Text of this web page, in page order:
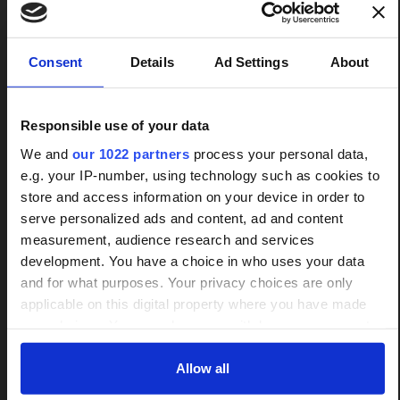
Consent Details Ad Settings About
Responsible use of your data
We and our 1022 partners process your personal data,
e.g. your IP-number, using technology such as cookies to
store and access information on your device in order to
serve personalized ads and content, ad and content
measurement, audience research and services
development. You have a choice in who uses your data
and for what purposes. Your privacy choices are only
applicable on this digital property where you have made
any time from the Cookie Declaration or by clicking on the
Allow all
Treppenlifte unverbindlich
vergleichen
Wir informieren zu Arten und Preisen
Mit einer Anfrage bis zu 3 Angebote
vergleichen
24h-Betreuungskraft
gesucht?
Über 800 Anbieter